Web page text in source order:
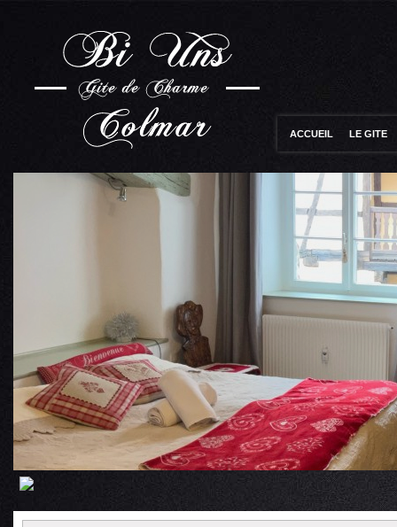
ACCUEIL LE GITE